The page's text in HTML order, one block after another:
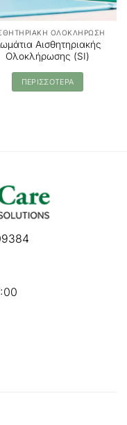
ΟΛΟΚΛΗΡΩΣΗ
Αισθητηριακής
Ολοκλήρωσης (SI)
ΠΕΡΙΣΣΟΤΕΡΑ